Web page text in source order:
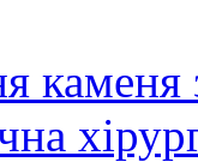
каменя